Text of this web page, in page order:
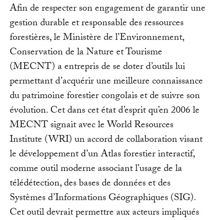
Afin de respecter son engagement de garantir une
gestion durable et responsable des ressources
forestières, le Ministère de l’Environnement,
Conservation de la Nature et Tourisme
(MECNT) a entrepris de se doter d’outils lui
permettant d’acquérir une meilleure connaissance
du patrimoine forestier congolais et de suivre son
évolution. Cet dans cet état d’esprit qu’en 2006 le
MECNT signait avec le World Resources
Institute (WRI) un accord de collaboration visant
le développement d’un Atlas forestier interactif,
comme outil moderne associant l’usage de la
télédétection, des bases de données et des
Systèmes d’Informations Géographiques (SIG).
Cet outil devrait permettre aux acteurs impliqués